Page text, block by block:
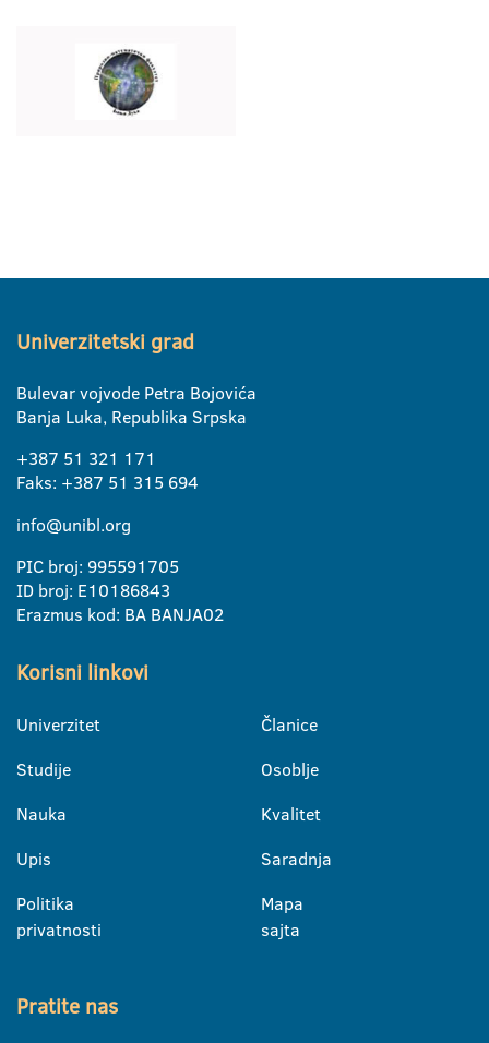
Univerzitetski grad
Bulevar vojvode Petra Bojovića
Banja Luka, Republika Srpska
+387 51 321 171
Faks: +387 51 315 694
info@unibl.org
PIC broj: 995591705
ID broj: E10186843
Erazmus kod: BA BANJA02
Korisni linkovi
Univerzitet
Studije
Nauka
Upis
Politika
privatnosti
Članice
Osoblje
Kvalitet
Saradnja
Mapa
sajta
Pratite nas